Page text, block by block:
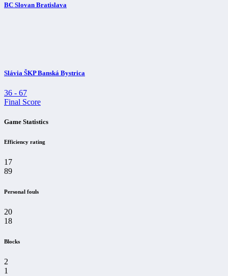
BC Slovan Bratislava
Slávia ŠKP Banská Bystrica
36 - 67
Final Score
Game Statistics
Efficiency rating
17
89
Personal fouls
20
18
Blocks
2
1